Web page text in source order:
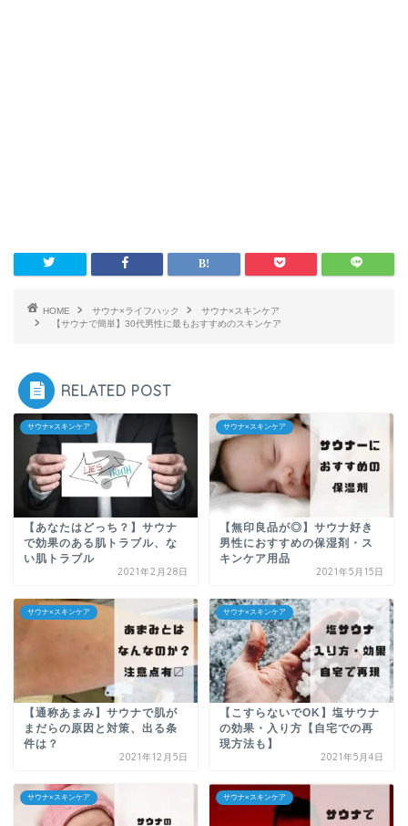
HOME サウナ×ライフハック
サウナ×スキンケア
【サウナで簡単】30代男性に最もおすすめのスキンケア
RELATED POST
サウナ×スキンケア
【あなたはどっち？】サウナ
で効果のある肌トラブル、な
い肌トラブル
2021年2月28日
サウナ×スキンケア
【無印良品が◎】サウナ好き
男性におすすめの保湿剤・ス
キンケア用品
2021年5月15日
サウナ×スキンケア
【通称あまみ】サウナで肌が
まだらの原因と対策、出る条
件は？
2021年12月5日
サウナ×スキンケア
【こすらないでOK】塩サウナ
の効果・入り方【自宅での再
現方法も】
2021年5月4日
サウナ×スキンケア サウナ×スキンケア